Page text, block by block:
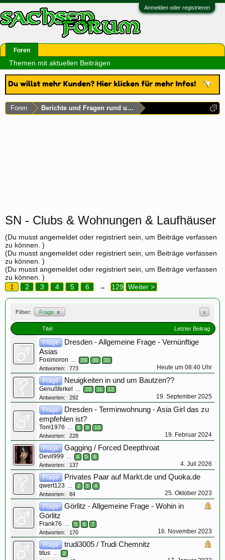
Anmelden oder registrieren
Foren Berichte und Fragen rund um Sachsen
SN - Clubs & Wohnungen & Laufhäuser
(Du musst angemeldet oder registriert sein, um Beiträge verfassen
zu können. )
(Du musst angemeldet oder registriert sein, um Beiträge verfassen
zu können. )
(Du musst angemeldet oder registriert sein, um Beiträge verfassen
zu können. )
1
2 3 4 5 6 → 129 Weiter >
Filter: Frage x x
Titel Letzter Beitrag
Frage
Dresden - Allgemeine Frage - Vernünftige
Asias
Foximoron 29 30 31
Antworten: 773 Heute um 08:40 Uhr
Frage Neuigkeiten in und um Bautzen??
Genußferkel 10 11 12
Antworten: 292 19. September 2025
Frage
Dresden - Terminwohnung - Asia Girl das zu
empfehlen ist?
Tom1976 8 9 10
Antworten: 228 19. Februar 2024
Frage Gagging / Forced Deepthroat
Devil999 4 5 6
Antworten: 137 4. Juli 2026
Frage Privates Paar auf Markt.de und Quoka.de
qwert123 2 3 4
Antworten: 84 25. Oktober 2023
Frage
Görlitz - Allgemeine Frage - Wohin in
Görlitz
Frank76 5 6 7
Antworten: 170 16. November 2023
Frage trudi3005 / Trudi Chemnitz
titus 2
Foren
Themen mit aktuellen Beiträgen